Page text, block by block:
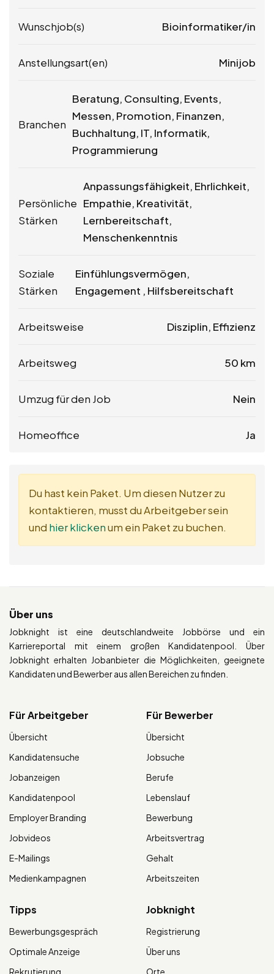
Wunschjob(s) Bioinformatiker/in
Anstellungsart(en) Minijob
Branchen
Beratung, Consulting, Events,
Messen, Promotion, Finanzen,
Buchhaltung, IT, Informatik,
Programmierung
Persönliche
Stärken
Anpassungsfähigkeit, Ehrlichkeit,
Empathie, Kreativität,
Lernbereitschaft,
Menschenkenntnis
Soziale
Stärken
Einfühlungsvermögen,
Engagement , Hilfsbereitschaft
Arbeitsweise Disziplin, Effizienz
Arbeitsweg 50 km
Umzug für den Job Nein
Homeoffice Ja
Du hast kein Paket. Um diesen Nutzer zu
kontaktieren, musst du Arbeitgeber sein
und hier klickenum ein Paket zu buchen.
Über uns
Jobknight ist eine deutschlandweite Jobbörse und ein
Karriereportal mit einem großen Kandidatenpool. Über
Jobknight erhalten Jobanbieter die Möglichkeiten, geeignete
Kandidaten und Bewerber aus allen Bereichen zu finden.
Für Arbeitgeber
Übersicht
Kandidatensuche
Jobanzeigen
Kandidatenpool
Employer Branding
Jobvideos
E-Mailings
Medienkampagnen
Für Bewerber
Übersicht
Jobsuche
Berufe
Lebenslauf
Bewerbung
Arbeitsvertrag
Gehalt
Arbeitszeiten
Tipps
Bewerbungsgespräch
Optimale Anzeige
Jobknight
Registrierung
Über uns